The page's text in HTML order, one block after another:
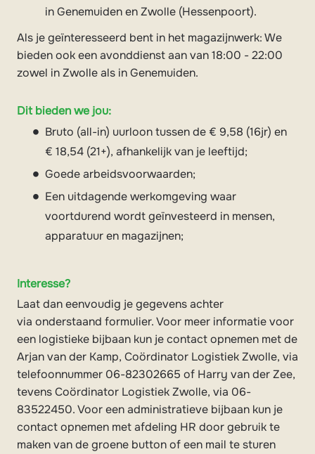
in Genemuiden en Zwolle (Hessenpoort).
Als je geïnteresseerd bent in het magazijnwerk: We
bieden ook een avonddienst aan van 18:00 - 22:00
zowel in Zwolle als in Genemuiden.
Dit bieden we jou:
Bruto (all-in) uurloon tussen de € 9,58 (16jr) en
€ 18,54 (21+), afhankelijk van je leeftijd;
Goede arbeidsvoorwaarden;
Een uitdagende werkomgeving waar
voortdurend wordt geïnvesteerd in mensen,
apparatuur en magazijnen;
Interesse?
Laat dan eenvoudig je gegevens achter
via onderstaand formulier. Voor meer informatie voor
een logistieke bijbaan kun je contact opnemen met de
Arjan van der Kamp, Coördinator Logistiek Zwolle, via
telefoonnummer 06-82302665 of Harry van der Zee,
tevens Coördinator Logistiek Zwolle, via 06-
83522450. Voor een administratieve bijbaan kun je
contact opnemen met afdeling HR door gebruik te
maken van de groene button of een mail te sturen